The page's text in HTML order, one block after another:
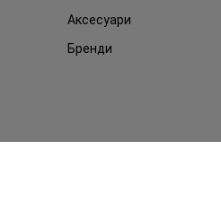
Аксесуари
Бренди